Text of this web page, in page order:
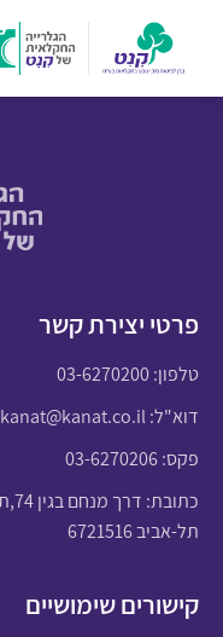
פרטי יצירת קשר
טלפון:03-6270200
דוא"ל:kanat@kanat.co.il
פקס: 03-6270206
כתובת: דרך מנחם בגין 74,ת.ד 51231
תל-אביב 6721516
קישורים שימושיים